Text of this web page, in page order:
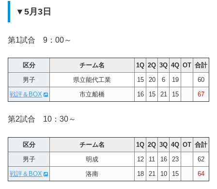
▼5月3日
第1試合 9：00～
区分 チーム名 1Q 2Q 3Q 4Q OT 合計
男子
県立能代工業 15 20 6 19
60
戦評＆BOX
市立船橋 16 15 21 15 67
第2試合 10：30～
区分 チーム名 1Q 2Q 3Q 4Q OT 合計
男子
明成 12 11 16 23
62
戦評＆BOX
洛南 18 21 10 15 64